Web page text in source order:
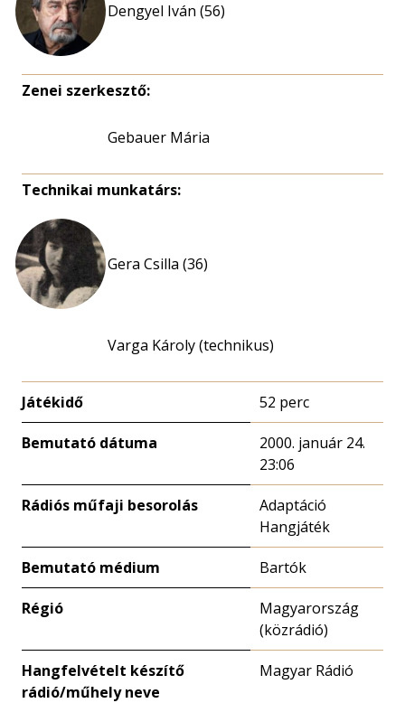
Dengyel Iván (56)
Zenei szerkesztő:
Gebauer Mária
Technikai munkatárs:
Gera Csilla (36)
Varga Károly (technikus)
Játékidő 52 perc
Bemutató dátuma
2000. január 24.
23:06
Rádiós műfaji besorolás
Adaptáció
Hangjáték
Bemutató médium Bartók
Régió
Magyarország
(közrádió)
Hangfelvételt készítő
rádió/műhely neve
Magyar Rádió